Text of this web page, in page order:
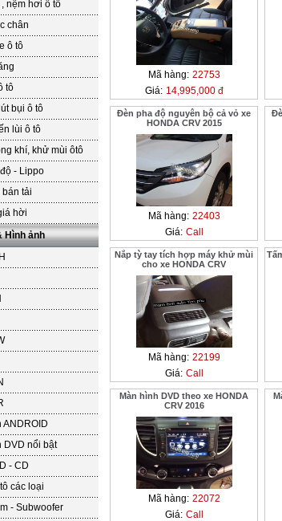
nệm hơi ô tô
chân
ô tô
tô
bụi ô tô
lùi ô tô
khí, khử mùi ôtô
- Lippo
bán tải
hời
Hình ảnh
ANDROID
DVD nổi bật
- CD
các loại
- Subwoofer
Mã hàng: 22753
Giá: 14,995,000 đ
Đèn pha độ nguyên bộ cả vỏ xe
HONDA CRV 2015
Mã hàng: 22403
Giá: Call
Nắp tỳ tay tích hợp máy khử mùi
cho xe HONDA CRV
Mã hàng: 22199
Giá: Call
Màn hình DVD theo xe HONDA
CRV 2016
Mã hàng: 22072
Giá: Call